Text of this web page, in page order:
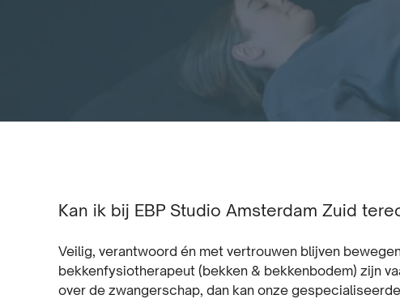
Kan ik bij EBP Studio Amsterdam Zuid
Veilig, verantwoord én met vertrouwen blijven
bekkenfysiotherapeut (bekken & bekkenbodem) zijn
over de zwangerschap, dan kan onze